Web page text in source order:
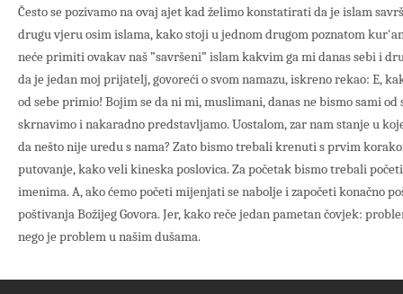
Često se pozivamo na ovaj ajet kad želimo konstatirati da je islam
drugu vjeru osim islama, kako stoji u jednom drugom poznatom
neće primiti ovakav naš ”savršeni” islam kakvim ga mi danas sebi i
da je jedan moj prijatelj, govoreći o svom namazu, iskreno rekao: E,
od sebe primio! Bojim se da ni mi, muslimani, danas ne bismo sami
skrnavimo i nakaradno predstavljamo. Uostalom, zar nam stanje u
da nešto nije uredu s nama? Zato bismo trebali krenuti s prvim
putovanje, kako veli kineska poslovica. Za početak bismo trebali
imenima. A, ako ćemo početi mijenjati se nabolje i započeti konačno
poštivanja Božijeg Govora. Jer, kako reče jedan pametan čovjek:
nego je problem u našim dušama.